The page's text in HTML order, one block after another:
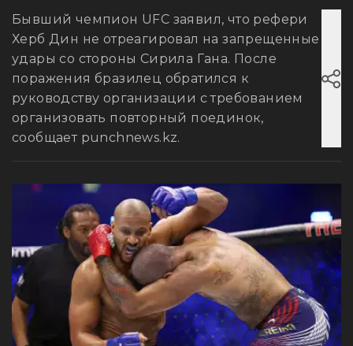
Бывший чемпион UFC заявил, что рефери
Херб Дин не отреагировал на запрещенные
удары со стороны Сирила Гана. После
поражения бразилец обратился к
руководству организации с требованием
организовать повторный поединок,
сообщает punchnews.kz.